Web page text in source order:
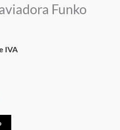
Funko
IVA